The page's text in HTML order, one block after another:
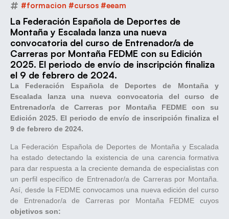
#formacion #cursos #eeam
La Federación Española de Deportes de
Montaña y Escalada lanza una nueva
convocatoria del curso de Entrenador/a de
Carreras por Montaña FEDME con su Edición
2025. El periodo de envío de inscripción finaliza
el 9 de febrero de 2024.
La Federación Española de Deportes de Montaña y
Escalada lanza una nueva convocatoria del curso de
Entrenador/a de Carreras por Montaña FEDME con su
Edición 2025. El periodo de envío de inscripción finaliza el
9 de febrero de 2024.
La Federación Española de Deportes de Montaña y Escalada
ha estado detectando la existencia de una carencia formativa
para dar respuesta a la creciente demanda de especialistas con
un perfil específico de Entrenador/a de Carreras por Montaña.
Así, desde la FEDME convocamos una nueva edición del curso
de Entrenador/a de Carreras por Montaña FEDME cuyos
objetivos son: